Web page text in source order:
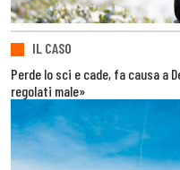
IL CASO
Perde lo sci e cade, fa causa a
regolati male»